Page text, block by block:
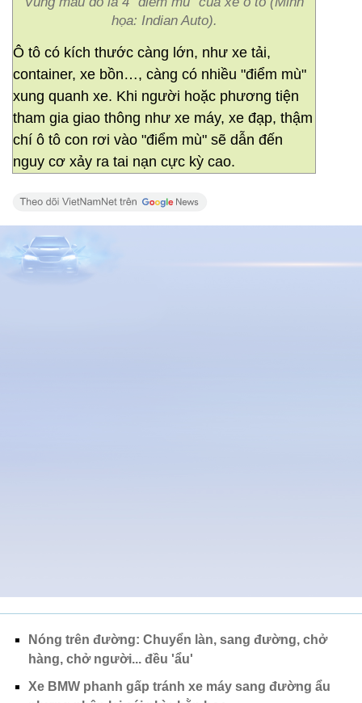
họa: Indian Auto).
Ô tô có kích thước càng lớn, như xe tải,
container, xe bồn…, càng có nhiều "điểm mù"
xung quanh xe. Khi người hoặc phương tiện
tham gia giao thông như xe máy, xe đạp, thậm
chí ô tô con rơi vào "điểm mù" sẽ dẫn đến
nguy cơ xảy ra tai nạn cực kỳ cao.
Nóng trên đường: Chuyển làn, sang đường, chở
hàng, chở người... đều 'ẩu'
Xe BMW phanh gấp tránh xe máy sang đường ẩu